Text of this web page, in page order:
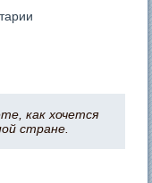
как хочется
стране.